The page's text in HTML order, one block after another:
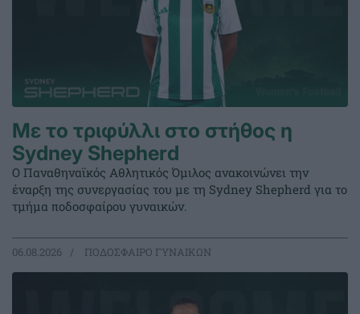
Με το τριφύλλι στο στήθος η
Sydney Shepherd
Ο Παναθηναϊκός Αθλητικός Όμιλος ανακοινώνει την
έναρξη της συνεργασίας του με τη Sydney Shepherd για το
τμήμα ποδοσφαίρου γυναικών.
06.08.2026 ΠΟΔΟΣΦΑΙΡΟ ΓΥΝΑΙΚΩΝ